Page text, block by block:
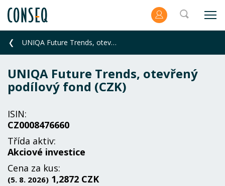
UNIQA Future Trends, otevřený podílový fond (CZK)
UNIQA Future Trends, otevřený
podílový fond (CZK)
ISIN:
CZ0008476660
Třída aktiv:
Akciové investice
Cena za kus:
(5. 8. 2026) 1,2872 CZK